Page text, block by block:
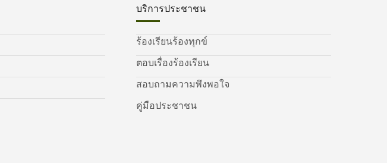
บริการประชาชน
ร้องเรียนร้องทุกข์
ตอบเรื่องร้องเรียน
สอบถามความพึงพอใจ
คู่มือประชาชน